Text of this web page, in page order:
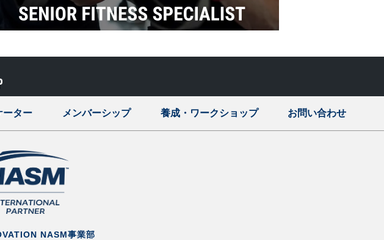
ーター メンバーシップ 養成・ワークショップ お問い合わせ
NASM事業部